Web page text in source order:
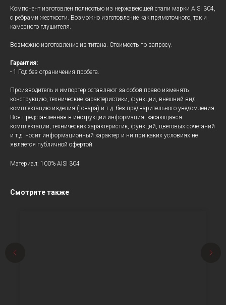
Компонент изготовлен полностью из нержавеющей стали марки AISI 304,
с ребрами жесткости. Возможно изготовление как прямоточного, так и
камерного глушителя.
Возможно изготовление из титана. Стоимость по запросу.
Гарантия:
- 1 Год без ограничения пробега.
Производитель и импортер оставляют за собой право изменять
конструкцию, технические характеристики, функции, внешний вид,
комплектацию изделия (товара) и т.д. без предварительного уведомления.
Вся представленная в инструкции информация, касающаяся
комплектации, технических характеристик, функций, цветовых сочетаний
и т.д. носит информационный характер и ни при каких условиях не
является публичной офертой.
Материал: 100% AISI 304
Смотрите также